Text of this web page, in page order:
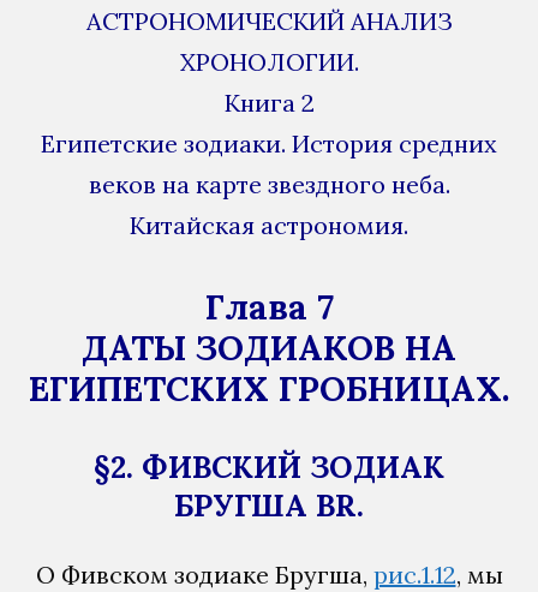
АСТРОНОМИЧЕСКИЙ АНАЛИЗ
ХРОНОЛОГИИ.
Книга 2
Египетские зодиаки. История средних
веков на карте звездного неба.
Китайская астрономия.
Глава 7
ДАТЫ ЗОДИАКОВ НА
ЕГИПЕТСКИХ ГРОБНИЦАХ.
§2. ФИВСКИЙ ЗОДИАК
БРУГША BR.
О Фивском зодиаке Бругша, рис.1.12, мы